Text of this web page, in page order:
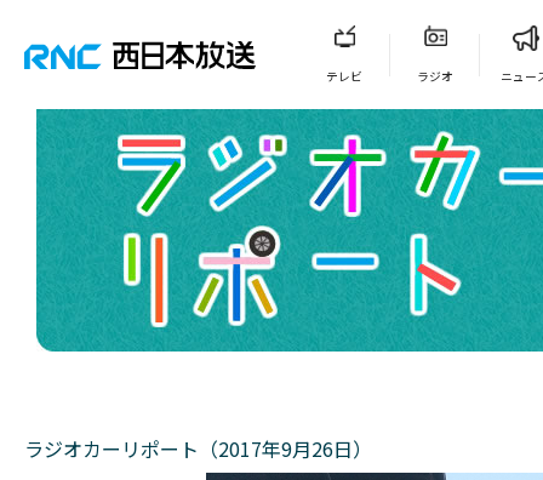
テレビ ラジオ ニュー
ラジオカーリポート（2017年9月26日）